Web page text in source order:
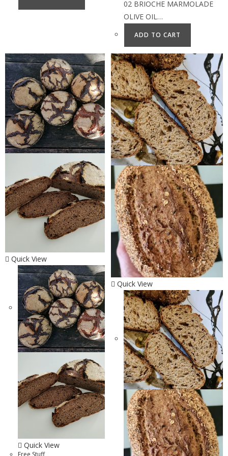
02 BRIOCHE MARMOLADE
OLIVE OIL…
ADD TO CART
Quick View
Quick View
Free Stuff
Quick View